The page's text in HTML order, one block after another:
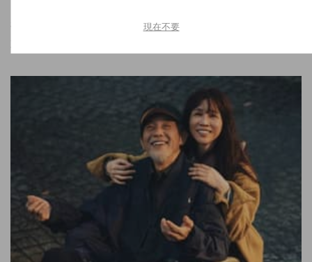
30. 我這輩子最怕有遺憾，但就是因為怕有遺憾，卻對
現在不要